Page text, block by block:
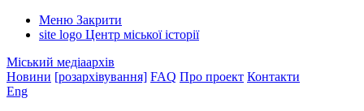
Меню Закрити
site logo Центр міської історії
Міський медіаархів
Новини [розархівування] FAQ Про проект Контакти
Eng